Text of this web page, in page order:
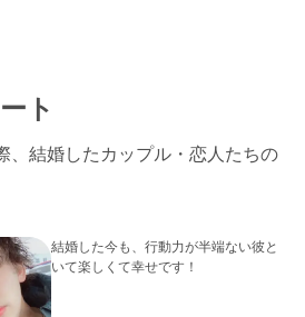
ト
、結婚したカップル・恋人たちの
結婚した今も、行動力が半端ない彼と
いて楽しくて幸せです！